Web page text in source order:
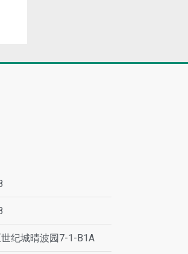
纪城晴波园7-1-B1A